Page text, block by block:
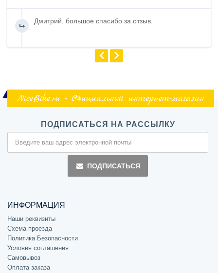
Дмитрий, большое спасибо за отзыв.
NiceBike.ru - Официальный интернет-магазин
ПОДПИСАТЬСЯ НА РАССЫЛКУ
ПОДПИСАТЬСЯ
ИНФОРМАЦИЯ
Наши реквизиты
Схема проезда
Политика Безопасности
Условия соглашения
Самовывоз
Оплата заказа